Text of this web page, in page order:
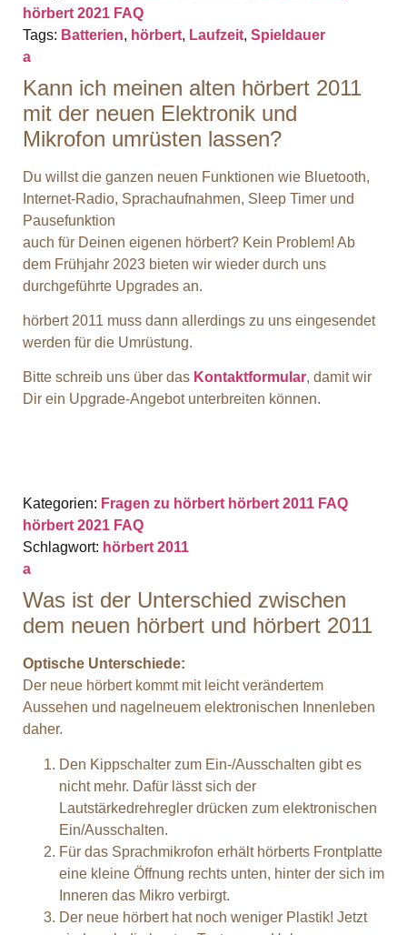
hörbert 2021 FAQ
Tags: Batterien, hörbert, Laufzeit, Spieldauer
a
Kann ich meinen alten hörbert 2011
mit der neuen Elektronik und
Mikrofon umrüsten lassen?
Du willst die ganzen neuen Funktionen wie Bluetooth,
Internet-Radio, Sprachaufnahmen, Sleep Timer und
Pausefunktion
auch für Deinen eigenen hörbert? Kein Problem! Ab
dem Frühjahr 2023 bieten wir wieder durch uns
durchgeführte Upgrades an.
hörbert 2011 muss dann allerdings zu uns eingesendet
werden für die Umrüstung.
Bitte schreib uns über das Kontaktformular, damit wir
Dir ein Upgrade-Angebot unterbreiten können.
Kategorien: Fragen zu hörbert hörbert 2011 FAQ
hörbert 2021 FAQ
Schlagwort: hörbert 2011
a
Was ist der Unterschied zwischen
dem neuen hörbert und hörbert 2011
Optische Unterschiede:
Der neue hörbert kommt mit leicht verändertem
Aussehen und nagelneuem elektronischen Innenleben
daher.
Den Kippschalter zum Ein-/Ausschalten gibt es
nicht mehr. Dafür lässt sich der
Lautstärkedrehregler drücken zum elektronischen
Ein/Ausschalten.
Für das Sprachmikrofon erhält hörberts Frontplatte
eine kleine Öffnung rechts unten, hinter der sich im
Inneren das Mikro verbirgt.
Der neue hörbert hat noch weniger Plastik! Jetzt